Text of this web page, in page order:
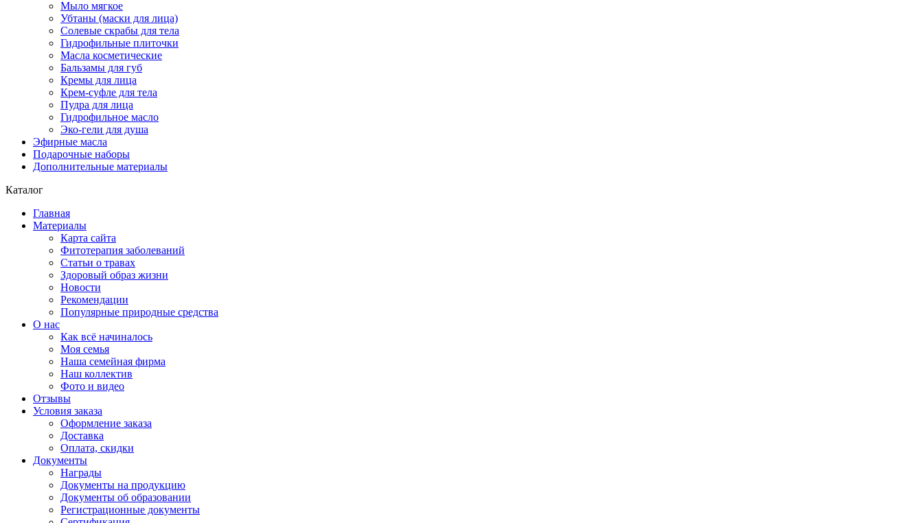
Мыло мягкое
Убтаны (маски для лица)
Солевые скрабы для тела
Гидрофильные плиточки
Масла косметические
Бальзамы для губ
Кремы для лица
Крем-суфле для тела
Пудра для лица
Гидрофильное масло
Эко-гели для душа
Эфирные масла
Подарочные наборы
Дополнительные материалы
Каталог
Главная
Материалы
Карта сайта
Фитотерапия заболеваний
Статьи о травах
Здоровый образ жизни
Новости
Рекомендации
Популярные природные средства
О нас
Как всё начиналось
Моя семья
Наша семейная фирма
Наш коллектив
Фото и видео
Отзывы
Условия заказа
Оформление заказа
Доставка
Оплата, скидки
Документы
Награды
Документы на продукцию
Документы об образовании
Регистрационные документы